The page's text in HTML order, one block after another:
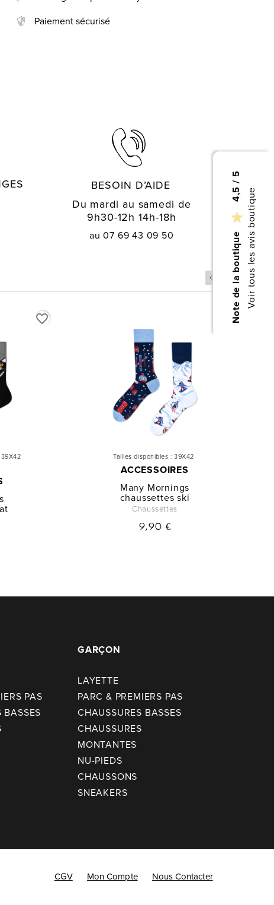
Note de la boutique

4,5 / 5
Voir tous les avis boutique
Paiement sécurisé
BESOIN D’AIDE
Du mardi au samedi de
9h30-12h 14h-18h
au 07 69 43 09 50
39X42
favorite_border
Tailles disponibles : 39X42
ACCESSOIRES
Many Mornings
chaussettes ski
Chaussettes
9,90 €
favorite_border
PAS
BASSES
GARÇON
LAYETTE
PARC & PREMIERS PAS
CHAUSSURES BASSES
CHAUSSURES
MONTANTES
NU-PIEDS
CHAUSSONS
SNEAKERS
CGV Mon Compte Nous Contacter